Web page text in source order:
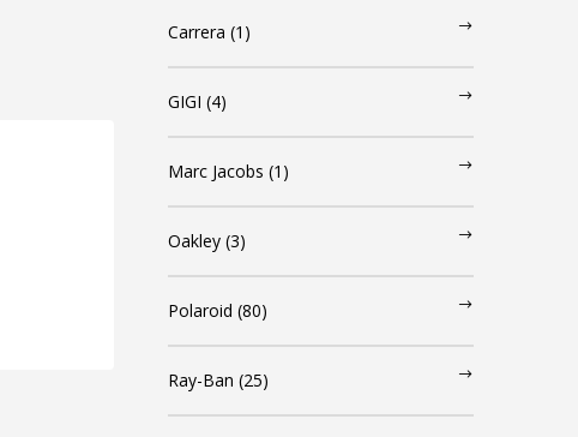
Carrera (1)
GIGI (4)
Marc Jacobs (1)
Oakley (3)
Polaroid (80)
Ray-Ban (25)